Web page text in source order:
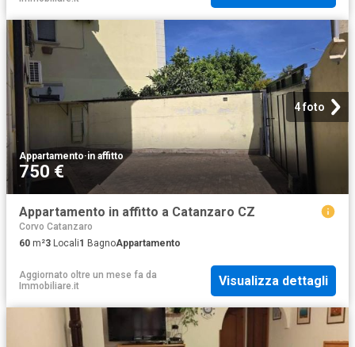
4 foto
Appartamento·in affitto
750 €
Appartamento in affitto a Catanzaro CZ
Corvo Catanzaro
60 m²3 Locali1 BagnoAppartamento
Aggiornato oltre un mese fa da
Immobiliare.it
Visualizza dettagli